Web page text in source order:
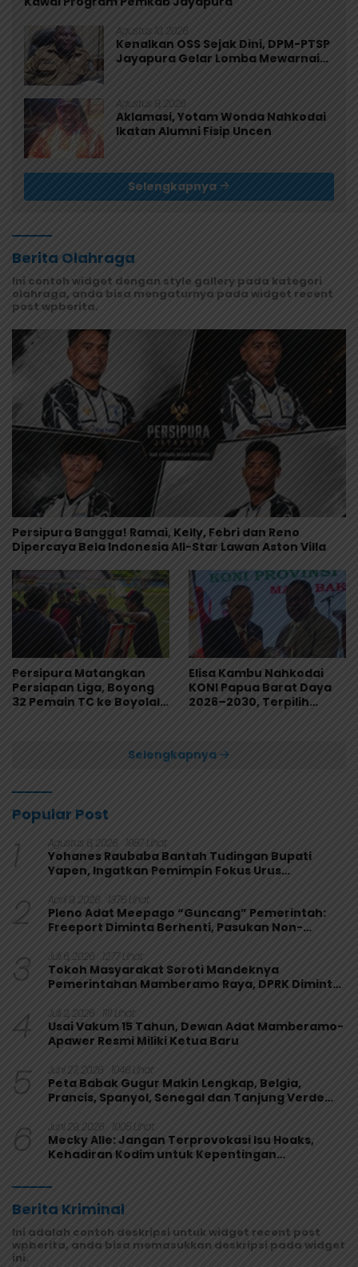
Agustus 10, 2026
Kenalkan OSS Sejak Dini, DPM-PTSP
Jayapura Gelar Lomba Mewarnai
Agustus 9, 2026
Aklamasi, Yotam Wonda Nahkodai
Ikatan Alumni Fisip Uncen
Selengkapnya
Berita Olahraga
Ini contoh widget dengan style gallery pada kategori
olahraga, anda bisa mengaturnya pada widget recent
post wpberita.
Persipura Bangga! Ramai, Kelly, Febri dan Reno
Dipercaya Bela Indonesia All-Star Lawan Aston Villa
Persipura Matangkan
Persiapan Liga, Boyong
32 Pemain TC ke Boyolali
Elisa Kambu Nahkodai
KONI Papua Barat Daya
2026–2030, Terpilih
Selengkapnya
Popular Post
1 Agustus 6, 2026 1987 Lihat
Yohanes Raubaba Bantah Tudingan Bupati
Yapen, Ingatkan Pemimpin Fokus Urus
2 April 9, 2026 1376 Lihat
Pleno Adat Meepago “Guncang” Pemerintah:
Freeport Diminta Berhenti, Pasukan Non-
3 Juli 6, 2026 1277 Lihat
Tokoh Masyarakat Soroti Mandeknya
Pemerintahan Mamberamo Raya, DPRK Diminta
4 Juli 2, 2026 1111 Lihat
Usai Vakum 15 Tahun, Dewan Adat Mamberamo-
Apawer Resmi Miliki Ketua Baru
5 Juni 27, 2026 1046 Lihat
Peta Babak Gugur Makin Lengkap, Belgia,
Prancis, Spanyol, Senegal dan Tanjung Verde
6 Juni 29, 2026 1005 Lihat
Mecky Alle: Jangan Terprovokasi Isu Hoaks,
Kehadiran Kodim untuk Kepentingan
Berita Kriminal
Ini adalah contoh deskripsi untuk widget recent post
wpberita, anda bisa memasukkan deskripsi pada widget
ini.